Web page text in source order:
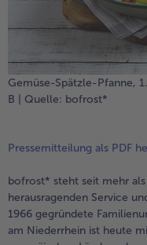
Gemüse-Spätzle-Pfanne,
B | Quelle: bofrost*
Pressemitteilung als PDF
bofrost* steht seit mehr
herausragenden Service
1966 gegründete
am Niederrhein ist heute